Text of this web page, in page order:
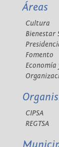
Áreas
Cultura
Bienestar
Fomento
Economía
CIPSA
REGTSA